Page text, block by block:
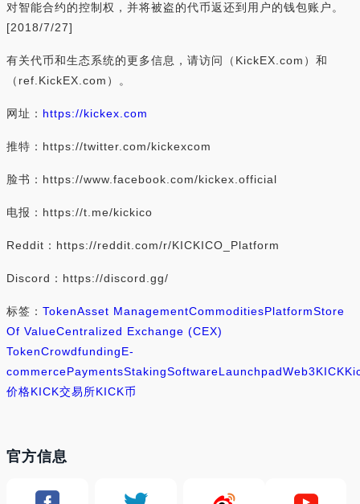
对智能合约的控制权，并将被盗的代币返还到用户的钱包账户。
[2018/7/27]
有关代币和生态系统的更多信息，请访问（KickEX.com）和
（ref.KickEX.com）。
网址： https://kickex.com
推特：https://twitter.com/kickexcom
脸书：https://www.facebook.com/kickex.official
电报：https://t.me/kickico
Reddit：https://reddit.com/r/KICKICO_Platform
Discord：https://discord.gg/
标签： TokenAsset ManagementCommoditiesPlatformStore
Of ValueCentralized Exchange (CEX)
TokenCrowdfundingE-
commercePaymentsStakingSoftwareLaunchpadWeb3KICK
价格KICK交易所KICK币
官方信息